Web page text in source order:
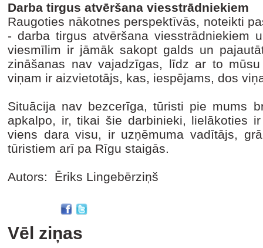
Darba tirgus atvēršana viesstrādniekiem
Raugoties nākotnes perspektīvās, noteikti
- darba tirgus atvēršana viesstrādniekiem
viesmīlim ir jāmāk sakopt galds un
zināšanas nav vajadzīgas, līdz ar to
viņam ir aizvietotājs, kas, iespējams, dos
Situācija nav bezcerīga, tūristi pie mums
apkalpo, ir, tikai šie darbinieki, lielākoties
viens dara visu, ir uzņēmuma vadītājs,
tūristiem arī pa Rīgu staigās.
Autors: Ēriks Lingebērziņš
Vēl ziņas